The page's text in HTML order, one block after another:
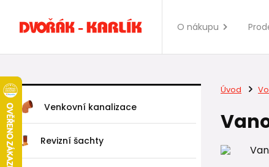
O nákupu
Venkovní kanalizace
Revizní šachty
Úvod